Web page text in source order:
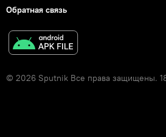
Обратная связь
© 2026 Sputnik Все права защищены.